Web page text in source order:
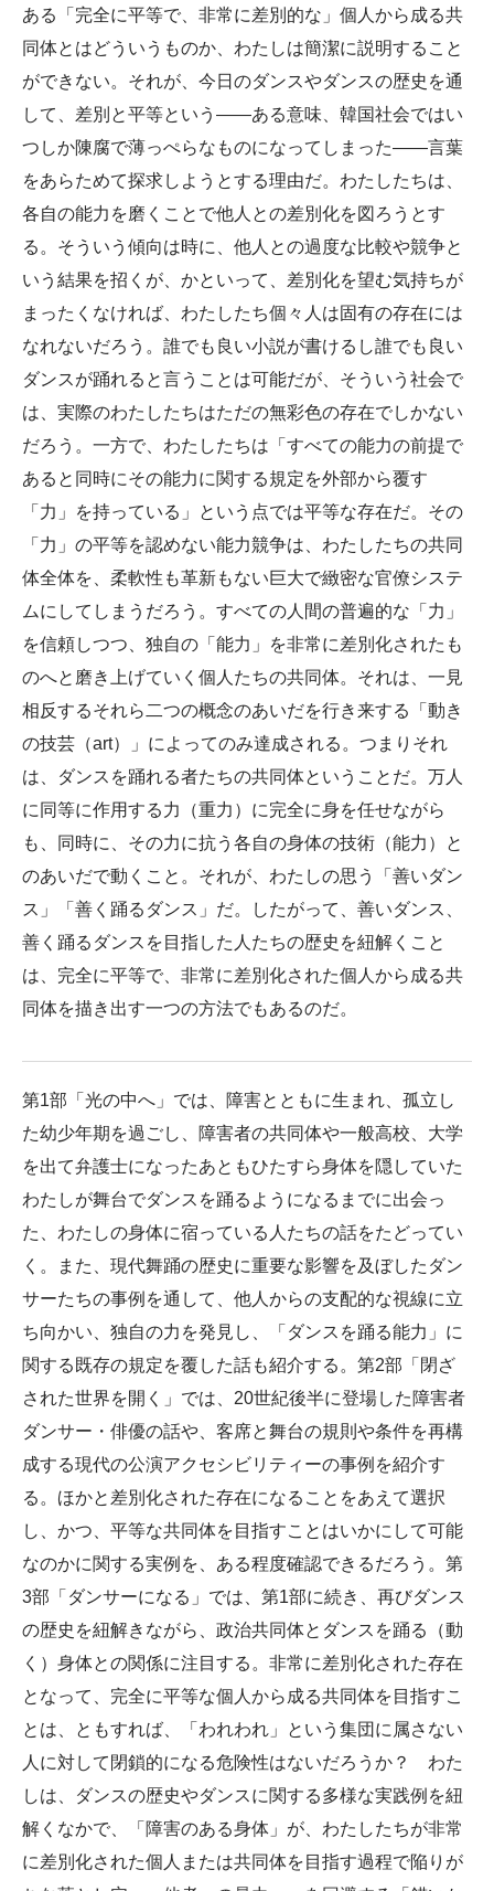
ある「完全に平等で、非常に差別的な」個人から成る共
同体とはどういうものか、わたしは簡潔に説明すること
ができない。それが、今日のダンスやダンスの歴史を通
して、差別と平等という――ある意味、韓国社会ではい
つしか陳腐で薄っぺらなものになってしまった――言葉
をあらためて探求しようとする理由だ。わたしたちは、
各自の能力を磨くことで他人との差別化を図ろうとす
る。そういう傾向は時に、他人との過度な比較や競争と
いう結果を招くが、かといって、差別化を望む気持ちが
まったくなければ、わたしたち個々人は固有の存在には
なれないだろう。誰でも良い小説が書けるし誰でも良い
ダンスが踊れると言うことは可能だが、そういう社会で
は、実際のわたしたちはただの無彩色の存在でしかない
だろう。一方で、わたしたちは「すべての能力の前提で
あると同時にその能力に関する規定を外部から覆す
「力」を持っている」という点では平等な存在だ。その
「力」の平等を認めない能力競争は、わたしたちの共同
体全体を、柔軟性も革新もない巨大で緻密な官僚システ
ムにしてしまうだろう。すべての人間の普遍的な「力」
を信頼しつつ、独自の「能力」を非常に差別化されたも
のへと磨き上げていく個人たちの共同体。それは、一見
相反するそれら二つの概念のあいだを行き来する「動き
の技芸（art）」によってのみ達成される。つまりそれ
は、ダンスを踊れる者たちの共同体ということだ。万人
に同等に作用する力（重力）に完全に身を任せながら
も、同時に、その力に抗う各自の身体の技術（能力）と
のあいだで動くこと。それが、わたしの思う「善いダン
ス」「善く踊るダンス」だ。したがって、善いダンス、
善く踊るダンスを目指した人たちの歴史を紐解くこと
は、完全に平等で、非常に差別化された個人から成る共
同体を描き出す一つの方法でもあるのだ。
第1部「光の中へ」では、障害とともに生まれ、孤立し
た幼少年期を過ごし、障害者の共同体や一般高校、大学
を出て弁護士になったあともひたすら身体を隠していた
わたしが舞台でダンスを踊るようになるまでに出会っ
た、わたしの身体に宿っている人たちの話をたどってい
く。また、現代舞踊の歴史に重要な影響を及ぼしたダン
サーたちの事例を通して、他人からの支配的な視線に立
ち向かい、独自の力を発見し、「ダンスを踊る能力」に
関する既存の規定を覆した話も紹介する。第2部「閉ざ
された世界を開く」では、20世紀後半に登場した障害者
ダンサー・俳優の話や、客席と舞台の規則や条件を再構
成する現代の公演アクセシビリティーの事例を紹介す
る。ほかと差別化された存在になることをあえて選択
し、かつ、平等な共同体を目指すことはいかにして可能
なのかに関する実例を、ある程度確認できるだろう。第
3部「ダンサーになる」では、第1部に続き、再びダンス
の歴史を紐解きながら、政治共同体とダンスを踊る（動
く）身体との関係に注目する。非常に差別化された存在
となって、完全に平等な個人から成る共同体を目指すこ
とは、ともすれば、「われわれ」という集団に属さない
人に対して閉鎖的になる危険性はないだろうか？ わた
しは、ダンスの歴史やダンスに関する多様な実践例を紐
解くなかで、「障害のある身体」が、わたしたちが非常
に差別化された個人または共同体を目指す過程で陥りが